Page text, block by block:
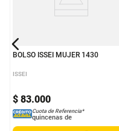
BOLSO ISSEI MUJER 1430
ISSEI
$ 83.000
Cuota de Referencia*
quincenas de